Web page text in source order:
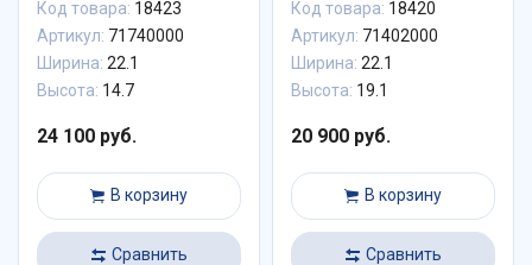
Код товара: 18423
Артикул: 71740000
Ширина: 22.1
Высота: 14.7
24 100 руб.
В корзину
Сравнить
Код товара: 18420
Артикул: 71402000
Ширина: 22.1
Высота: 19.1
20 900 руб.
В корзину
Сравнить